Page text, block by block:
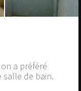
a préféré
salle de bain.